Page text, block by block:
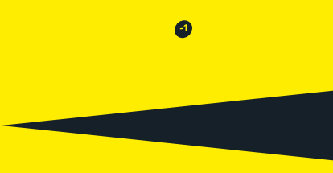
😒 -1 😂